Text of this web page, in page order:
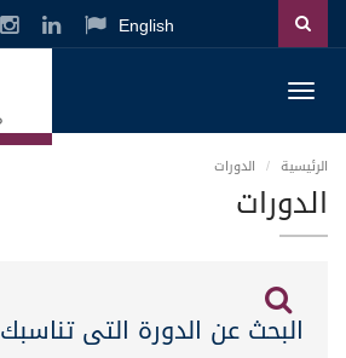
English
الرئيسية الدورات
الدورات
البحث عن الدورة التى تناسبك